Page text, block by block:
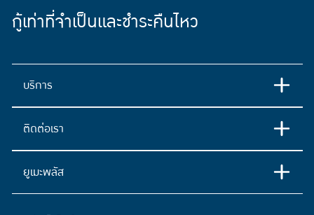
กู้เท่าที่จำเป็นและชำระคืนไหว
บริการ
ติดต่อเรา
ยูเมะพลัส